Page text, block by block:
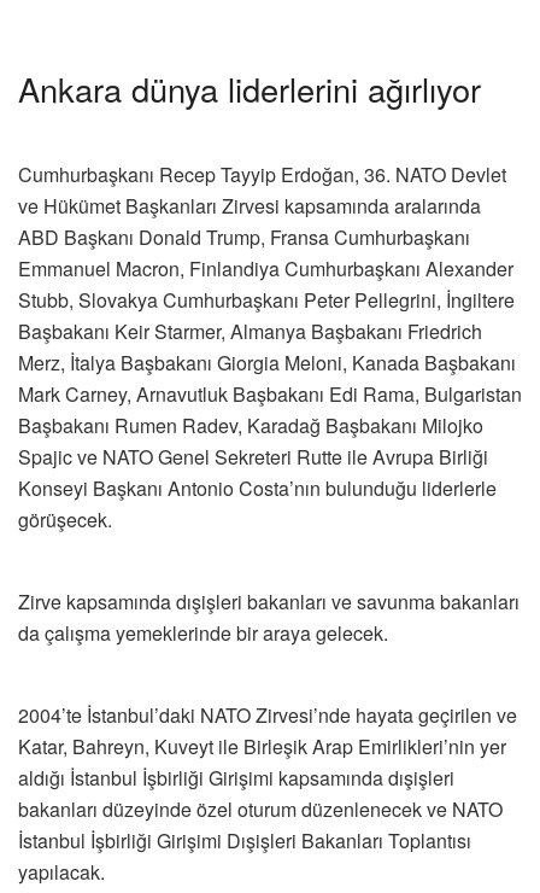
Ankara dünya liderlerini ağırlıyor
Cumhurbaşkanı Recep Tayyip Erdoğan, 36.⁠ ⁠NATO Devlet
ve Hükümet Başkanları Zirvesi kapsamında aralarında
ABD Başkanı Donald Trump, Fransa Cumhurbaşkanı
Emmanuel Macron, Finlandiya Cumhurbaşkanı Alexander
Stubb, Slovakya Cumhurbaşkanı Peter Pellegrini, İngiltere
Başbakanı Keir Starmer, Almanya Başbakanı Friedrich
Merz, İtalya Başbakanı Giorgia Meloni, Kanada Başbakanı
Mark Carney, Arnavutluk Başbakanı Edi Rama, Bulgaristan
Başbakanı Rumen Radev, Karadağ Başbakanı Milojko
Spajic ve NATO Genel Sekreteri Rutte ile Avrupa Birliği
Konseyi Başkanı Antonio Costa’nın bulunduğu liderlerle
görüşecek.
Zirve kapsamında dışişleri bakanları ve savunma bakanları
da çalışma yemeklerinde bir araya gelecek.
2004’te İstanbul’daki NATO Zirvesi’nde hayata geçirilen ve
Katar, Bahreyn, Kuveyt ile Birleşik Arap Emirlikleri’nin yer
aldığı İstanbul İşbirliği Girişimi kapsamında dışişleri
bakanları düzeyinde özel oturum düzenlenecek ve NATO
İstanbul İşbirliği Girişimi Dışişleri Bakanları Toplantısı
yapılacak.